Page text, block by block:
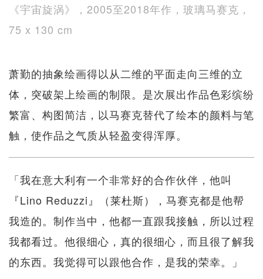
《宇宙旋涡》，2005至2018年作，玻璃马赛克，
75 x 130 cm
萧勤的抽象绘画得以从二维的平面走向三维的立
体，突破架上绘画的制限。是次展出作品色彩缤纷
繁富、构图简洁，以马赛克替代了绘本的颜料与笔
触，使作品之气质从轻盈变得浑厚。
「我在意大利有一个非常好的合作伙伴，他叫
『Lino Reduzzi』（莱杜斯），马赛克都是他帮
我造的。制作当中，他都一直跟我接触，所以过程
我都看过。他很细心，真的很细心，而且很了解我
的东西。我觉得可以跟他合作，是我的荣幸。」